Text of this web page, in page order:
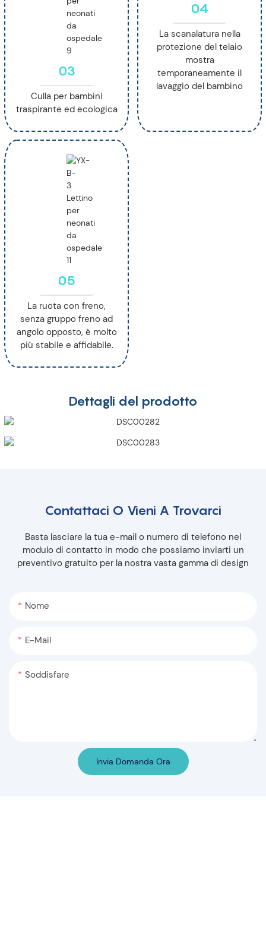
03
Culla per bambini
traspirante ed ecologica
04
La scanalatura nella
protezione del telaio
mostra
temporaneamente il
lavaggio del bambino
05
La ruota con freno,
senza gruppo freno ad
angolo opposto, è molto
più stabile e affidabile.
Dettagli del prodotto
Contattaci O Vieni A Trovarci
Basta lasciare la tua e-mail o numero di telefono nel
modulo di contatto in modo che possiamo inviarti un
preventivo gratuito per la nostra vasta gamma di design
Nome
E-Mail
Soddisfare
Invia Domanda Ora